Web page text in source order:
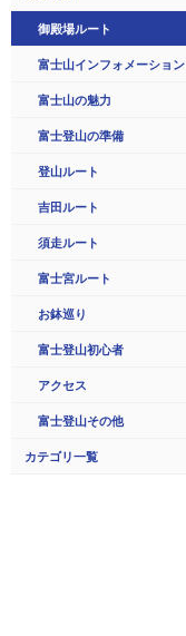
御殿場ルート
富士山インフォメーション
富士山の魅力
富士登山の準備
登山ルート
吉田ルート
須走ルート
富士宮ルート
お鉢巡り
富士登山初心者
アクセス
富士登山その他
カテゴリ一覧